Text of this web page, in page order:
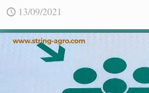
13/09/2021